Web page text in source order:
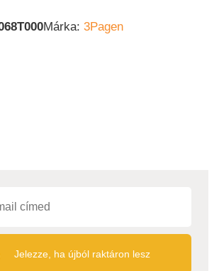
Márka: 3Pagen
Jelezze, ha újból raktáron lesz